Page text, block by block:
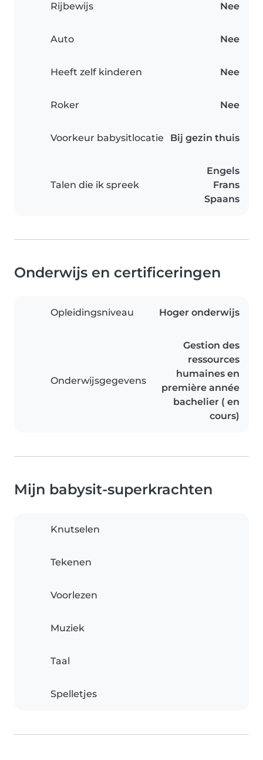
Rijbewijs Nee
Auto Nee
Heeft zelf kinderen Nee
Roker Nee
Voorkeur babysitlocatie Bij gezin thuis
Talen die ik spreek
Engels
Frans
Spaans
Onderwijs en certificeringen
Opleidingsniveau Hoger onderwijs
Onderwijsgegevens
Gestion des
ressources
humaines en
première année
bachelier ( en
cours)
Mijn babysit-superkrachten
Knutselen
Tekenen
Voorlezen
Muziek
Taal
Spelletjes